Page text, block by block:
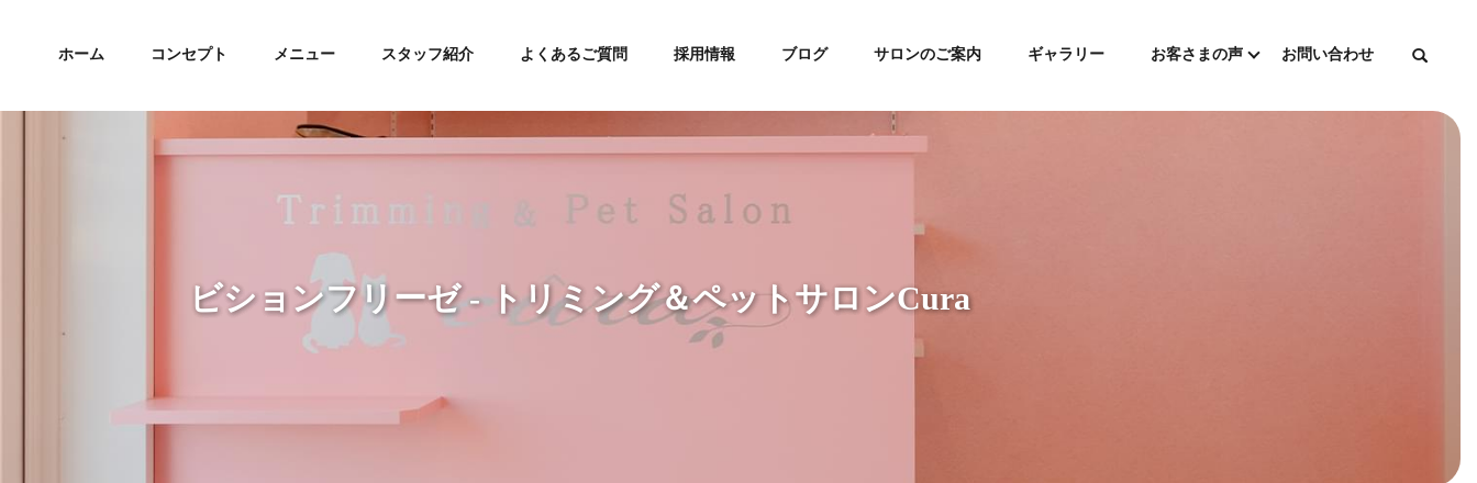
ホーム コンセプト メニュー スタッフ紹介 よくあるご質問 採用情報 ブログ サロンのご案内 ギャラリー お客さまの声 お問い合わせ
ビションフリーゼ - トリミング＆ペットサロンCura